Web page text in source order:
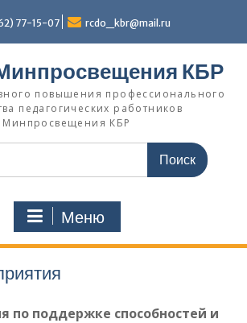
77-15-07 rcdo_kbr@mail.ru
КБР
повышения профессионального
педагогических работников
Минпросвещения КБР
Меню
по поддержке способностей и